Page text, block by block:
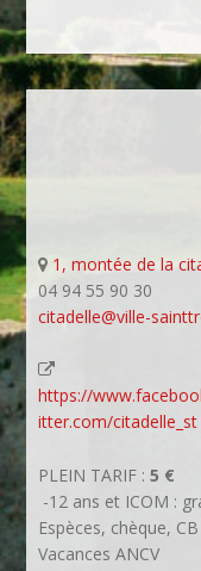
1, montée de la
04 94 55 90 30
citadelle@ville-
https://
itter.com/citadelle_st
PLEIN TARIF :5 €
-12 ans et ICOM :
Espèces, chèque,
Vacances ANCV